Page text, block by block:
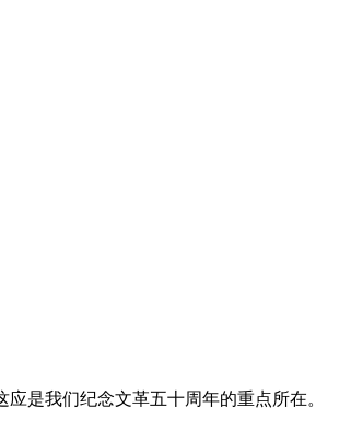
是我们纪念文革五十周年的重点所在。